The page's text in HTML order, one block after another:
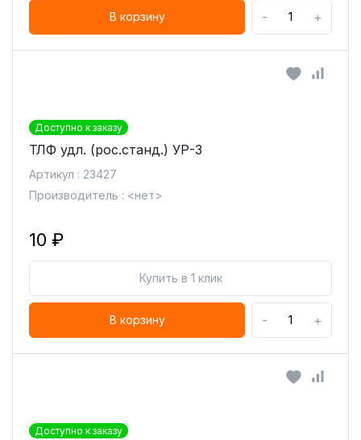
В корзину - +
Доступно к заказу
ТЛФ удл. (рос.станд.) УР-3
Артикул : 23427
Производитель : <нет>
10 ₽
Купить в 1 клик
В корзину - +
Доступно к заказу